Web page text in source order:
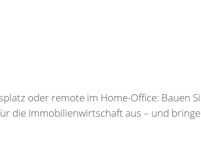
oder remote im Home-Office: Bauen
die Immobilienwirtschaft aus – und